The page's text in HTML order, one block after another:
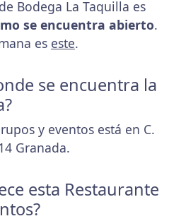
Bodega La Taquilla es
se encuentra abierto.
es este.
se encuentra la
y eventos está en C.
Granada.
esta Restaurante